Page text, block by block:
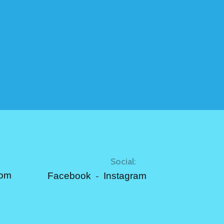
Social:
Facebook Instagram